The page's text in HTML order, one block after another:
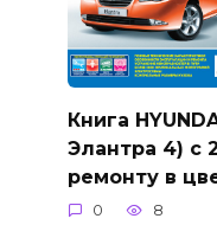
Книга
Элантра 4) с
ремонту в
0 8